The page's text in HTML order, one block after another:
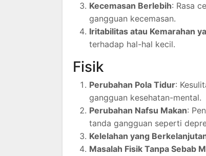
Kecemasan Berlebih: Rasa
gangguan kecemasan.
Iritabilitas atau Kemarahan
terhadap hal-hal kecil.
Fisik
Perubahan Pola Tidur:
gangguan kesehatan-mental.
Perubahan Nafsu Makan:
tanda gangguan seperti
Kelelahan yang
Masalah Fisik Tanpa Sebab